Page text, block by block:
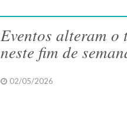
Eventos alteram
neste fim de
02/05/2026